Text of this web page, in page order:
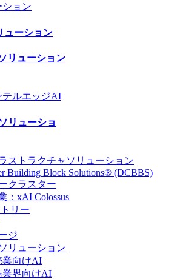
ション
ューション
リューション
テルエッジAI
ソリューショ
ストラクチャソリューション
Building Block Solutions® (DCBBS)
クラスター
：xAI Colossus
リー
ジ
リューション
業向けAI
業界向けAI